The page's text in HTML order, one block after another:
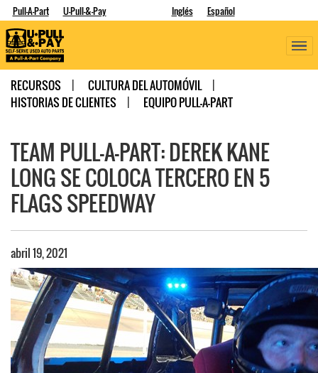
Pull-A-Part U-Pull-&-Pay Inglés Español
RECURSOS
CULTURA DEL AUTOMÓVIL
HISTORIAS DE CLIENTES
EQUIPO PULL-A-PART
TEAM PULL-A-PART: DEREK KANE
LONG SE COLOCA TERCERO EN 5
FLAGS SPEEDWAY
abril 19, 2021